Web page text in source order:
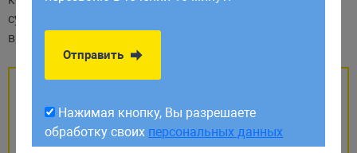
сумма не совпадает с контрольной суммой страницы
в кеше — кеш перезаписывается.
обработку своихперсональных данных
Отправить
Нажимая кнопку, Вы разрешаете
обработку своих персональных данных